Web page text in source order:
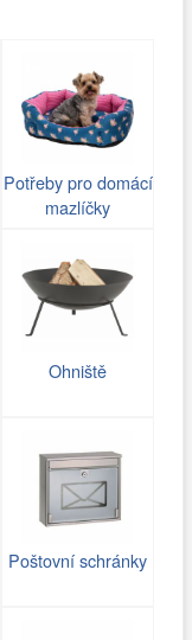
Potřeby pro domácí
mazlíčky
Ohniště
Poštovní schránky